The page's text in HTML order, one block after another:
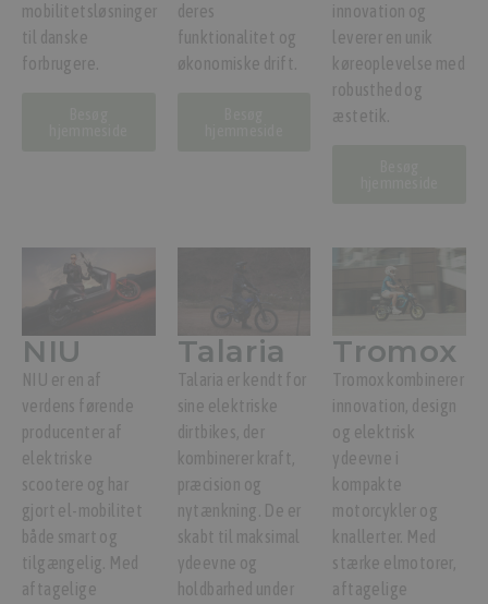
mobilitetsløsninger
til danske
forbrugere.
deres
funktionalitet og
økonomiske drift.
innovation og
leverer en unik
køreoplevelse med
robusthed og
æstetik.
NIU
NIU er en af
verdens førende
producenter af
elektriske
scootere og har
gjort el-mobilitet
både smart og
tilgængelig. Med
aftagelige
Talaria
Talaria er kendt for
sine elektriske
dirtbikes, der
kombinerer kraft,
præcision og
nytænkning. De er
skabt til maksimal
ydeevne og
holdbarhed under
Tromox
Tromox kombinerer
innovation, design
og elektrisk
ydeevne i
kompakte
motorcykler og
knallerter. Med
stærke elmotorer,
aftagelige